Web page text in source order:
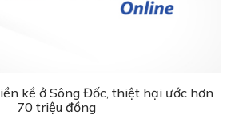
kề ở Sông Đốc, thiệt hại ước hơn
70 triệu đồng